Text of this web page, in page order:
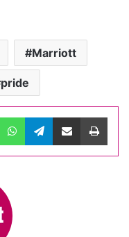
Marriott
pride
WhatsAppTelegramCompartir por correo electrónico